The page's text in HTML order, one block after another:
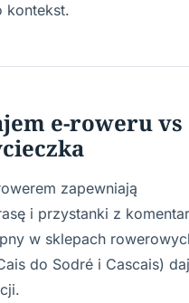
kontekst.
e-roweru vs
zapewniają
i przystanki z
w sklepach
do Sodré i Cascais)